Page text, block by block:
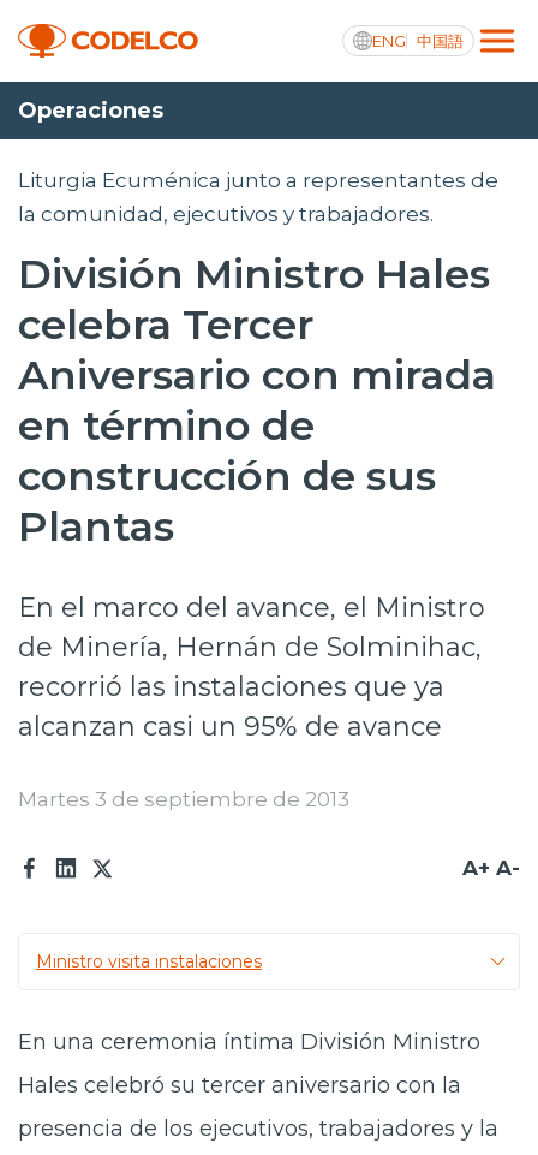
ENG 中国語
Transparencia activa
Nosotros
Operaciones
Proyectos
Sustentabilidad
Innovación
Inversionistas
Trabaja en Codelco
Transparencia activa
Canales de denuncia
Operaciones
Liturgia Ecuménica junto a representantes de
la comunidad, ejecutivos y trabajadores.
División Ministro Hales
celebra Tercer
Aniversario con mirada
en término de
construcción de sus
Plantas
En el marco del avance, el Ministro
de Minería, Hernán de Solminihac,
recorrió las instalaciones que ya
alcanzan casi un 95% de avance
Martes 3 de septiembre de 2013
A+ A-
Ministro visita instalaciones
En una ceremonia íntima División Ministro
Hales celebró su tercer aniversario con la
presencia de los ejecutivos, trabajadores y la